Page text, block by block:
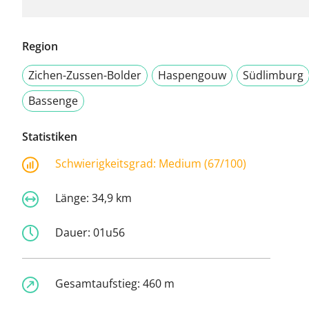
Region
Zichen-Zussen-Bolder
Haspengouw
Südlimburg
Bassenge
Statistiken
Schwierigkeitsgrad: Medium (67/100)
Länge: 34,9 km
Dauer: 01u56
Gesamtaufstieg: 460 m